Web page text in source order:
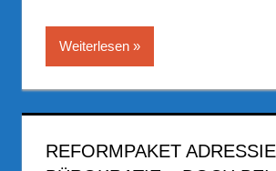
Weiterlesen
REFORMPAKET